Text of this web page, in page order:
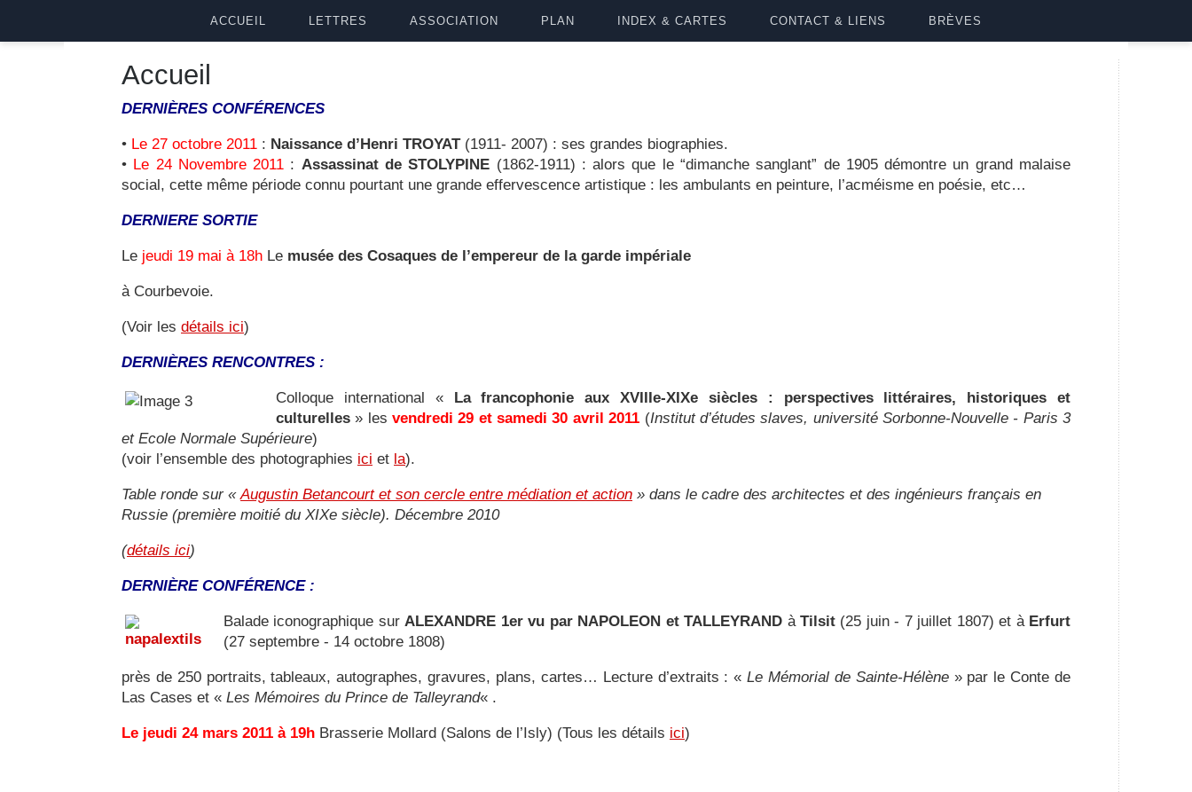
ACCUEIL LETTRES ASSOCIATION PLAN INDEX & CARTES CONTACT & LIENS BRÈVES
Accueil
DERNIÈRES CONFÉRENCES
• Le 27 octobre 2011 : Naissance d’Henri TROYAT(1911- 2007) : ses grandes biographies.
• Le 24 Novembre 2011 : Assassinat de STOLYPINE (1862-1911) : alors que le “dimanche sanglant” de 1905 démontre un grand malaise
social, cette même période connu pourtant une grande effervescence artistique : les ambulants en peinture, l’acméisme en poésie, etc…
DERNIERE SORTIE
Le jeudi 19 mai à 18h Le musée des Cosaques de l’empereur de la garde impériale
à Courbevoie.
(Voir les détails ici)
DERNIÈRES RENCONTRES :
Colloque international « La francophonie aux XVIIIe-XIXe siècles : perspectives littéraires, historiques et
culturelles » lesvendredi 29 et samedi 30 avril 2011 (Institut d’études slaves, université Sorbonne-Nouvelle - Paris 3
et Ecole Normale Supérieure)
(voir l’ensemble des photographies ici et la).
Table ronde sur «Augustin Betancourt et son cercle entre médiation et action » dans le cadre des architectes et des ingénieurs français en
Russie (première moitié du XIXe siècle). Décembre 2010
(détails ici)
DERNIÈRE CONFÉRENCE :
Balade iconographique surALEXANDRE 1er vu par NAPOLEON et TALLEYRAND à Tilsit(25 juin - 7 juillet 1807) et à Erfurt
(27 septembre - 14 octobre 1808)
près de 250 portraits, tableaux, autographes, gravures, plans, cartes… Lecture d’extraits : «Le Mémorial de Sainte-Hélène» par le Conte de
Las Cases et « Les Mémoires du Prince de Talleyrand« .
Le jeudi 24 mars 2011 à 19h Brasserie Mollard (Salons de l’Isly) (Tous les détails ici)